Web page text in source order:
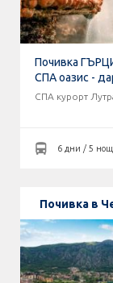
Почивка
СПА оазис -
СПА курорт
6 дни / 5
Почивка в